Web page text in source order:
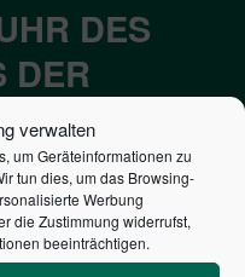
verwalten
um Geräteinformationen zu
tun dies, um das Browsing-
Werbung
die Zustimmung widerrufst,
beeinträchtigen.
DES
DER
€